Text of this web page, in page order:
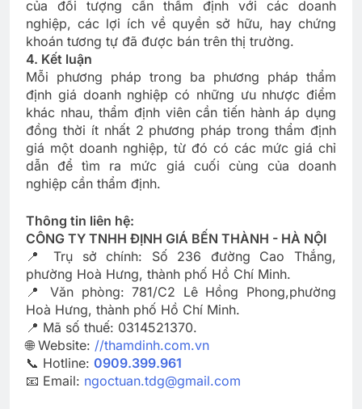
của đối tượng cần thẩm định với các doanh
nghiệp, các lợi ích về quyền sở hữu, hay chứng
khoán tương tự đã được bán trên thị trường.
4. Kết luận
Mỗi phương pháp trong ba phương pháp thẩm
định giá doanh nghiệp có những ưu nhược điểm
khác nhau, thẩm định viên cần tiến hành áp dụng
đồng thời ít nhất 2 phương pháp trong thẩm định
giá một doanh nghiệp, từ đó có các mức giá chỉ
dẫn để tìm ra mức giá cuối cùng của doanh
nghiệp cần thẩm định.
Thông tin liên hệ:
CÔNG TY TNHH ĐỊNH GIÁ BẾN THÀNH - HÀ NỘI
📍 Trụ sở chính: Số 236 đường Cao Thắng,
phường Hoà Hưng, thành phố Hồ Chí Minh.
📍 Văn phòng: 781/C2 Lê Hồng Phong,phường
Hoà Hưng, thành phố Hồ Chí Minh.
📍 Mã số thuế: 0314521370.
🌐 Website: //thamdinh.com.vn
📞 Hotline: 0909.399.961
📧 Email: ngoctuan.tdg@gmail.com